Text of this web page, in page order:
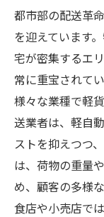
都市部の配送革
を迎えています
宅が密集するエ
常に重宝されて
様々な業種で軽
送業者は、軽自
ストを抑えつつ
は、荷物の重量
め、顧客の多様
食店や小売店で